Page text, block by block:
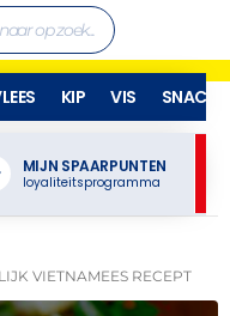
KIP VIS SNACKS
MIJN SPAARPUNTEN
loyaliteitsprogramma
VIETNAMEES RECEPT